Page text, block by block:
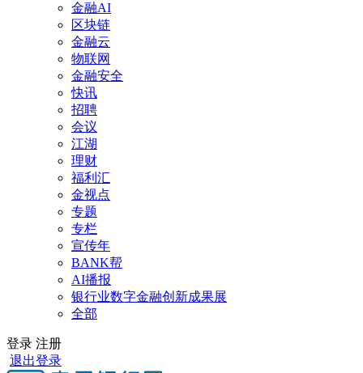
金融AI
区块链
金融云
物联网
金融安全
快讯
招聘
会议
江湖
理财
福利汇
金视点
专题
专栏
宣传年
BANK帮
AI播报
银行业数字金融创新成果展
全部
登录 注册
退出登录